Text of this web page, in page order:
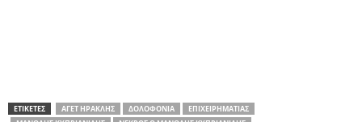
ΕΤΙΚΕΤΕΣ ΑΓΕΤ ΗΡΑΚΛΉΣ ΔΟΛΟΦΟΝΊΑ
ΕΠΙΧΕΙΡΗΜΑΤΊΑΣ